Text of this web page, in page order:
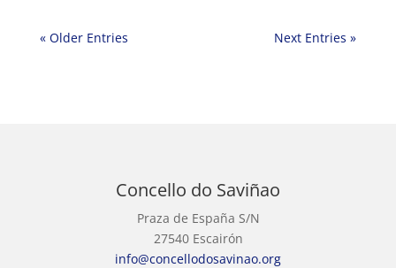
« Older Entries Next Entries »
Concello do Saviñao
Praza de España S/N
27540 Escairón
info@concellodosavinao.org